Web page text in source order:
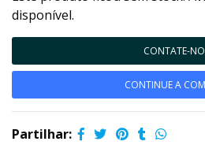
disponível.
CONTATE-
CONTINUE A
Partilhar: